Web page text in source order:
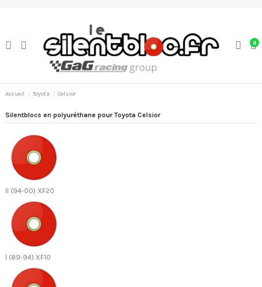
0
Accueil Toyota Celsior
Silentblocs en polyuréthane pour Toyota Celsior
II (94-00) XF20
I (89-94) XF10